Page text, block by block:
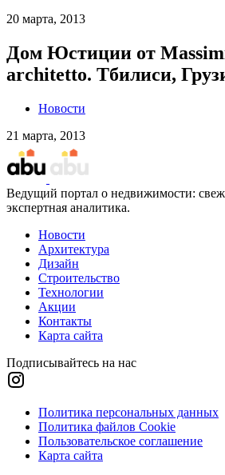
20 марта, 2013
Дом Юстиции от
architetto. Тбилиси,
Новости
21 марта, 2013
Ведущий портал о недвижимости:
экспертная аналитика.
Новости
Архитектура
Дизайн
Строительство
Технологии
Акции
Контакты
Карта сайта
Подписывайтесь на нас
Политика персональных данных
Политика файлов Cookie
Пользовательское соглашение
Карта сайта